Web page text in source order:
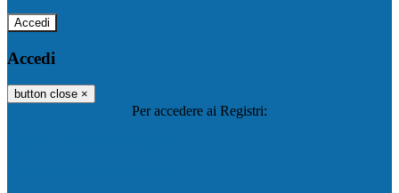
Accedi
Accedi
button close ×
Per accedere ai Registri: